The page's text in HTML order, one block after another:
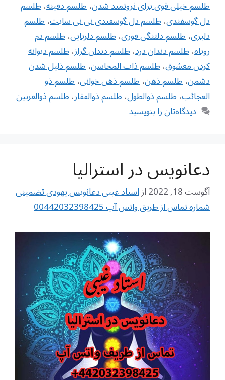
طلسم خیلی قوی برای ثروتمند شدن،طلسم دفینه،طلسم
دل گوسفندی،طلسم دل گوسفندی نی نی سایت،طلسم
دلبری،طلسم دلتنگی فوری،طلسم دلربایی،طلسم دم
روباه،طلسم دندان درد،طلسم دندان گراز،طلسم ديوانه
كردن معشوق،طلسم ذات المحاسن،طلسم ذلیل شدن
دشمن،طلسم ذهن،طلسم ذهن خوانی،طلسم ذو
العجائب،طلسم ذوالطول،طلسم ذوالفقار،طلسم ذوالقرنین
دیدگاه‌تان را بنویسید
دعانویس در استرالیا
آگوست 18, 2022 ازاستاد غیبی دعانویس یهودی تضمینی
شماره تماس از طریق واتس آپ 00442032398425